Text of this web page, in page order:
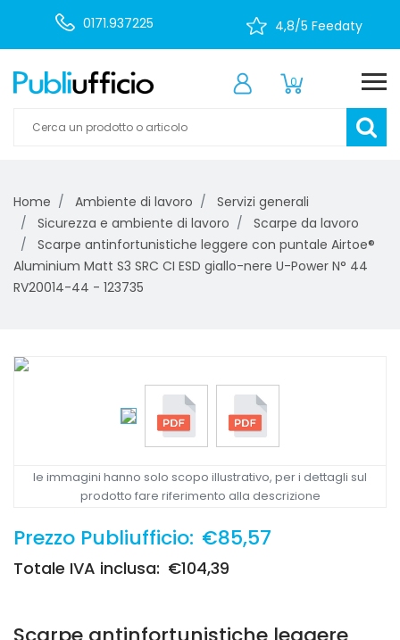
0171.937225 4,8/5 Feedaty
0
Home Ambiente di lavoro
Servizi generali
Sicurezza e ambiente di lavoro
Scarpe da lavoro
Scarpe antinfortunistiche leggere con puntale Airtoe®
Aluminium Matt S3 SRC CI ESD giallo-nere U-Power N° 44
RV20014-44 - 123735
le immagini hanno solo scopo illustrativo, per i dettagli sul
prodotto fare riferimento alla descrizione
Prezzo Publiufficio: €85,57
Totale IVA inclusa: €104,39